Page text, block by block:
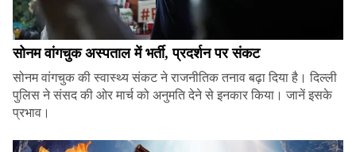
सोनम वांगचुक अस्पताल में भर्ती, प्रदर्शन पर संकट
सोनम वांगचुक की स्वास्थ्य संकट ने राजनीतिक तनाव बढ़ा दिया है। दिल्ली
पुलिस ने संसद की ओर मार्च को अनुमति देने से इनकार किया। जानें इसके
प्रभाव।